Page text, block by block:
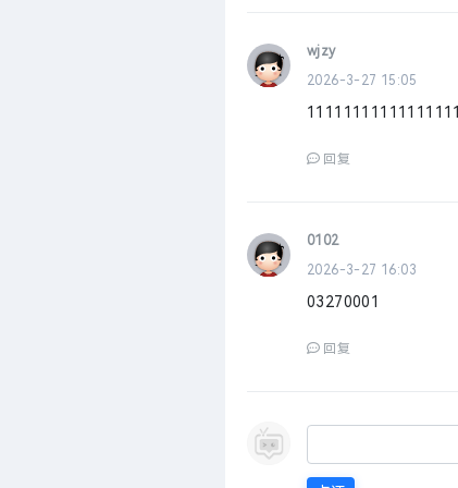
wjzy
2026-3-27 15:05
11111111111111111
回复
0102
2026-3-27 16:03
03270001
回复